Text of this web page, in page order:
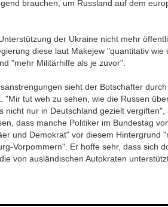
brauchen, um Russland auf dem
der Ukraine nicht mehr
diese laut Makejew "quantitativ wie
"mehr Militärhilfe als je zuvor".
sieht der Botschafter
"Mir tut weh zu sehen, wie die Russen
nicht nur in Deutschland gezielt vergiften",
dass manche Politiker im Bundestag
und Demokrat" vor diesem Hintergrund
Vorpommern". Er hoffe sehr, dass sich
von ausländischen Autokraten